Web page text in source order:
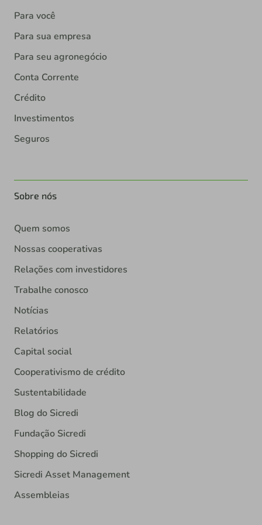
Para você
Para sua empresa
Para seu agronegócio
Conta Corrente
Crédito
Investimentos
Seguros
Sobre nós
Quem somos
Nossas cooperativas
Relações com investidores
Trabalhe conosco
Notícias
Relatórios
Capital social
Cooperativismo de crédito
Sustentabilidade
Blog do Sicredi
Fundação Sicredi
Shopping do Sicredi
Sicredi Asset Management
Assembleias